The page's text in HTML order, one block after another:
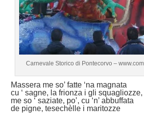
Carnevale Storico di Pontecorvo –
Massera me so’ fatte ‘na magnata
cu ‘ sagne, la frionza i gli squagliozze,
me so ‘ saziate, po’, cu ‘n’ abbuffata
de pigne, tesechèlle i maritozze